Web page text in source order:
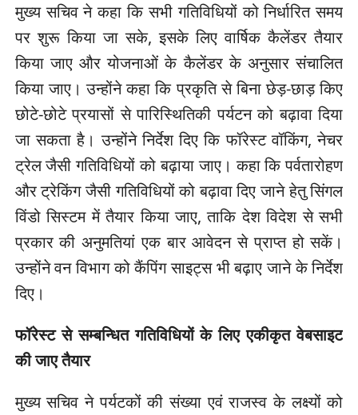
मुख्य सचिव ने कहा कि सभी गतिविधियों को निर्धारित समय
पर शुरू किया जा सके, इसके लिए वार्षिक कैलेंडर तैयार
किया जाए और योजनाओं के कैलेंडर के अनुसार संचालित
किया जाए। उन्होंने कहा कि प्रकृति से बिना छेड़-छाड़ किए
छोटे-छोटे प्रयासों से पारिस्थितिकी पर्यटन को बढ़ावा दिया
जा सकता है। उन्होंने निर्देश दिए कि फॉरेस्ट वॉकिंग, नेचर
ट्रेल जैसी गतिविधियों को बढ़ाया जाए। कहा कि पर्वतारोहण
और ट्रेकिंग जैसी गतिविधियों को बढ़ावा दिए जाने हेतु सिंगल
विंडो सिस्टम में तैयार किया जाए, ताकि देश विदेश से सभी
प्रकार की अनुमतियां एक बार आवेदन से प्राप्त हो सकें।
उन्होंने वन विभाग को कैंपिंग साइट्स भी बढ़ाए जाने के निर्देश
दिए।
फॉरेस्ट से सम्बन्धित गतिविधियों के लिए एकीकृत वेबसाइट
की जाए तैयार
मुख्य सचिव ने पर्यटकों की संख्या एवं राजस्व के लक्ष्यों को